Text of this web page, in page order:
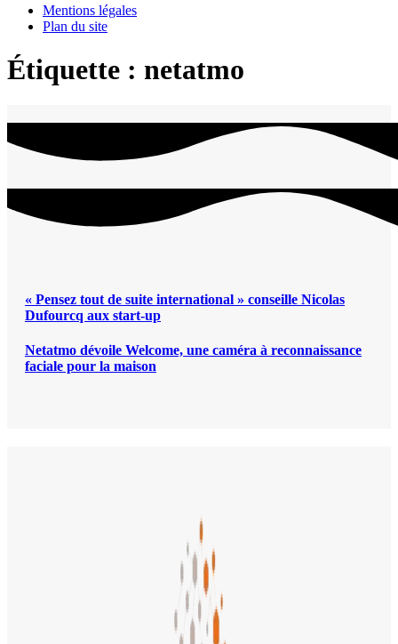
Mentions légales
Plan du site
Étiquette : netatmo
« Pensez tout de suite international » conseille Nicolas
Dufourcq aux start-up
Netatmo dévoile Welcome, une caméra à reconnaissance
faciale pour la maison